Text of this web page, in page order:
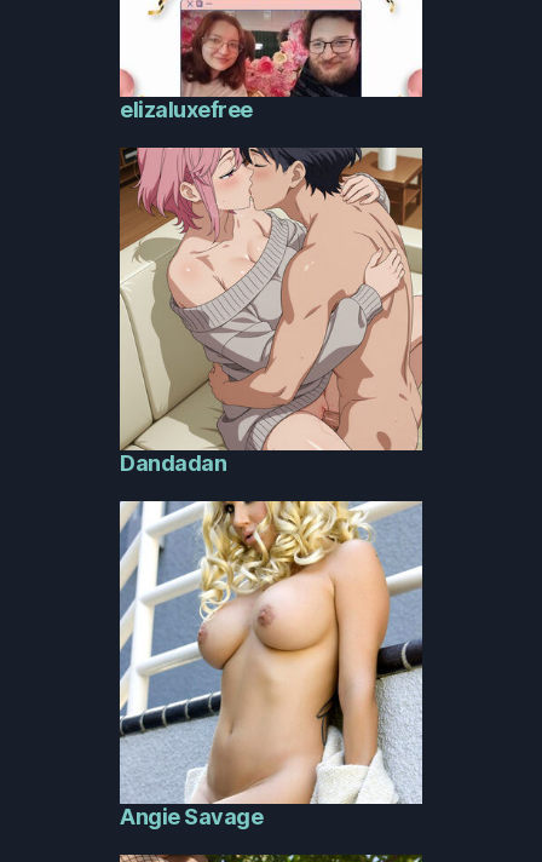
elizaluxefree
Dandadan
Angie Savage